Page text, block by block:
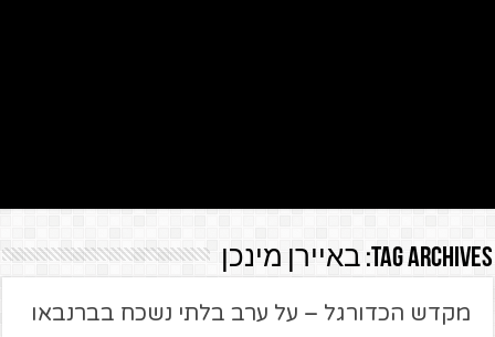
Tag Archives: באיירן מינכן
מקדש הכדורגל – על ערב בלתי נשכח בברנבאו